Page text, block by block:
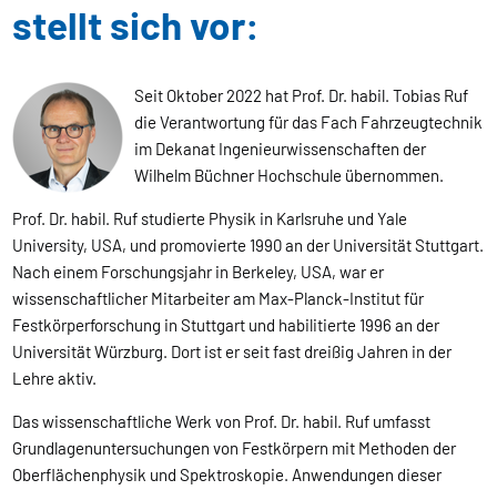
stellt sich vor:
Seit Oktober 2022 hat Prof. Dr. habil. Tobias Ruf
die Verantwortung für das Fach Fahrzeugtechnik
im Dekanat Ingenieurwissenschaften der
Wilhelm Büchner Hochschule übernommen.
Prof. Dr. habil. Ruf studierte Physik in Karlsruhe und Yale
University, USA, und promovierte 1990 an der Universität Stuttgart.
Nach einem Forschungsjahr in Berkeley, USA, war er
wissenschaftlicher Mitarbeiter am Max-Planck-Institut für
Festkörperforschung in Stuttgart und habilitierte 1996 an der
Universität Würzburg. Dort ist er seit fast dreißig Jahren in der
Lehre aktiv.
Das wissenschaftliche Werk von Prof. Dr. habil. Ruf umfasst
Grundlagenuntersuchungen von Festkörpern mit Methoden der
Oberflächenphysik und Spektroskopie. Anwendungen dieser